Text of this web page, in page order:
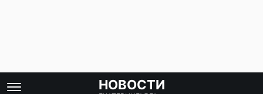
НОВОСТИ